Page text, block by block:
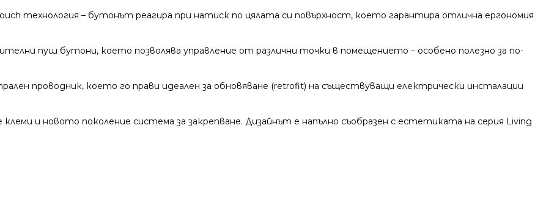
технология – бутонът реагира при натиск по цялата си повърхност, което гарантира отлична ергономия
пуш бутони, което позволява управление от различни точки в помещението – особено полезно за по-
проводник, което го прави идеален за обновяване (retrofit) на съществуващи електрически инсталации
и новото поколение система за закрепване. Дизайнът е напълно съобразен с естетиката на серия Living